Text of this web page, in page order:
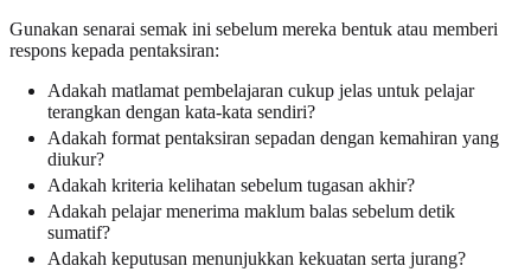
Gunakan senarai semak ini sebelum mereka bentuk atau memberi
respons kepada pentaksiran:
Adakah matlamat pembelajaran cukup jelas untuk pelajar
terangkan dengan kata-kata sendiri?
Adakah format pentaksiran sepadan dengan kemahiran yang
diukur?
Adakah kriteria kelihatan sebelum tugasan akhir?
Adakah pelajar menerima maklum balas sebelum detik
sumatif?
Adakah keputusan menunjukkan kekuatan serta jurang?